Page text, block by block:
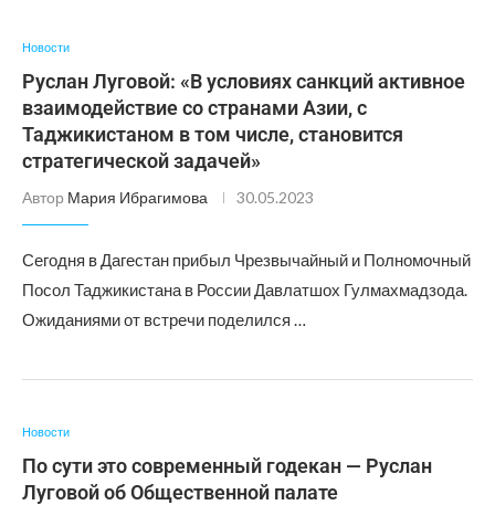
Новости
Руслан Луговой: «В условиях санкций активное
взаимодействие со странами Азии, с
Таджикистаном в том числе, становится
стратегической задачей»
Автор Мария Ибрагимова 30.05.2023
Сегодня в Дагестан прибыл Чрезвычайный и Полномочный
Посол Таджикистана в России Давлатшох Гулмахмадзода.
Ожиданиями от встречи поделился …
Новости
По сути это современный годекан — Руслан
Луговой об Общественной палате